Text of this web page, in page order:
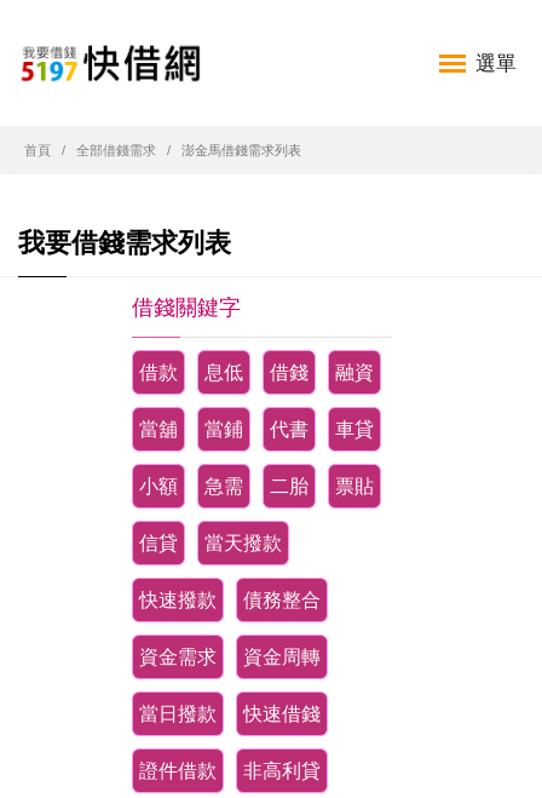
選單
首頁 全部借錢需求 澎金馬借錢需求列表
我要借錢需求列表
借錢關鍵字
借款 息低 借錢 融資
當舖 當鋪 代書 車貸
小額 急需 二胎 票貼
信貸 當天撥款
快速撥款 債務整合
資金需求 資金周轉
當日撥款 快速借錢
證件借款 非高利貸